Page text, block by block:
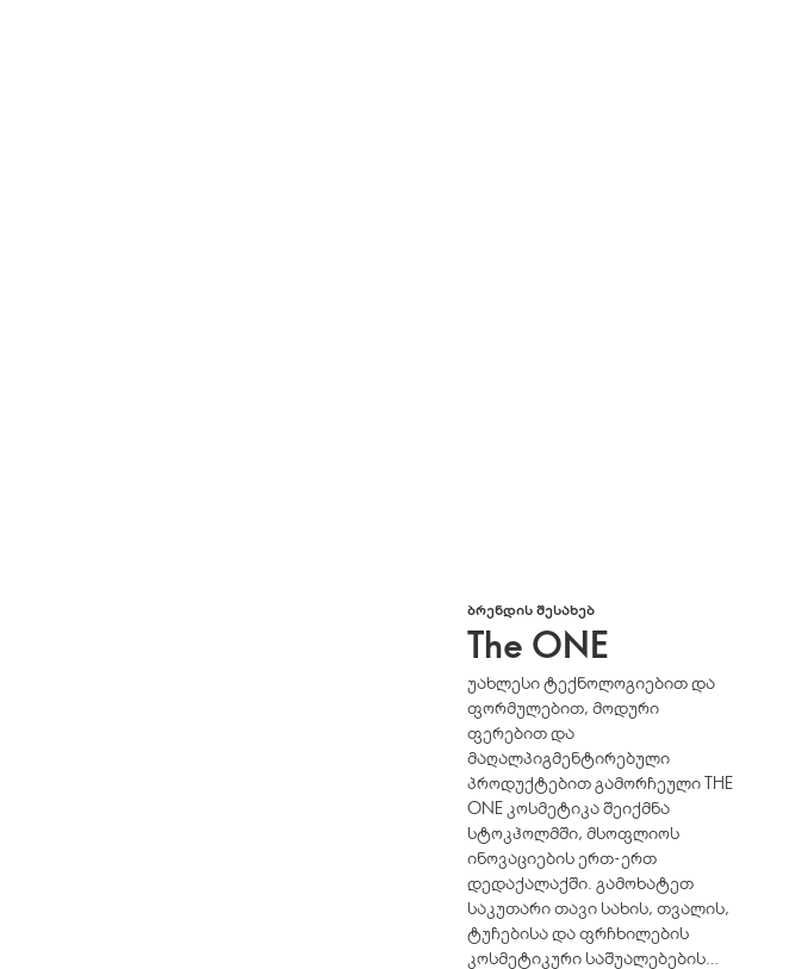
ᲑᲠᲔᲜᲓᲘᲡ ᲨᲔᲡᲐᲮᲔᲑ
The ONE
უახლესი ტექნოლოგიებით და
ფორმულებით, მოდური
ფერებით და
მაღალპიგმენტირებული
პროდუქტებით გამორჩეული THE
ONE კოსმეტიკა შეიქმნა
სტოკჰოლმში, მსოფლიოს
ინოვაციების ერთ-ერთ
დედაქალაქში. გამოხატეთ
საკუთარი თავი სახის, თვალის,
ტუჩებისა და ფრჩხილების
კოსმეტიკური საშუალებების